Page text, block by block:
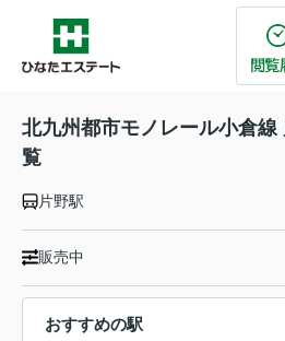
閲覧
北九州都市モノレール小倉
覧
片野駅
販売中
おすすめの駅